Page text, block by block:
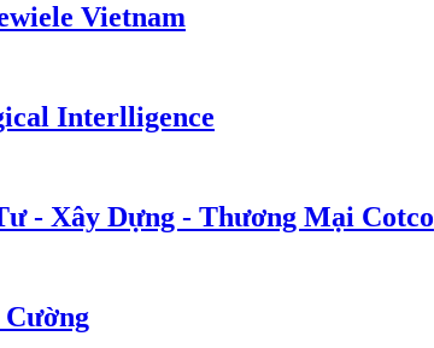
Vietnam
Interlligence
- Xây Dựng - Thương Mại Cotco
Cường